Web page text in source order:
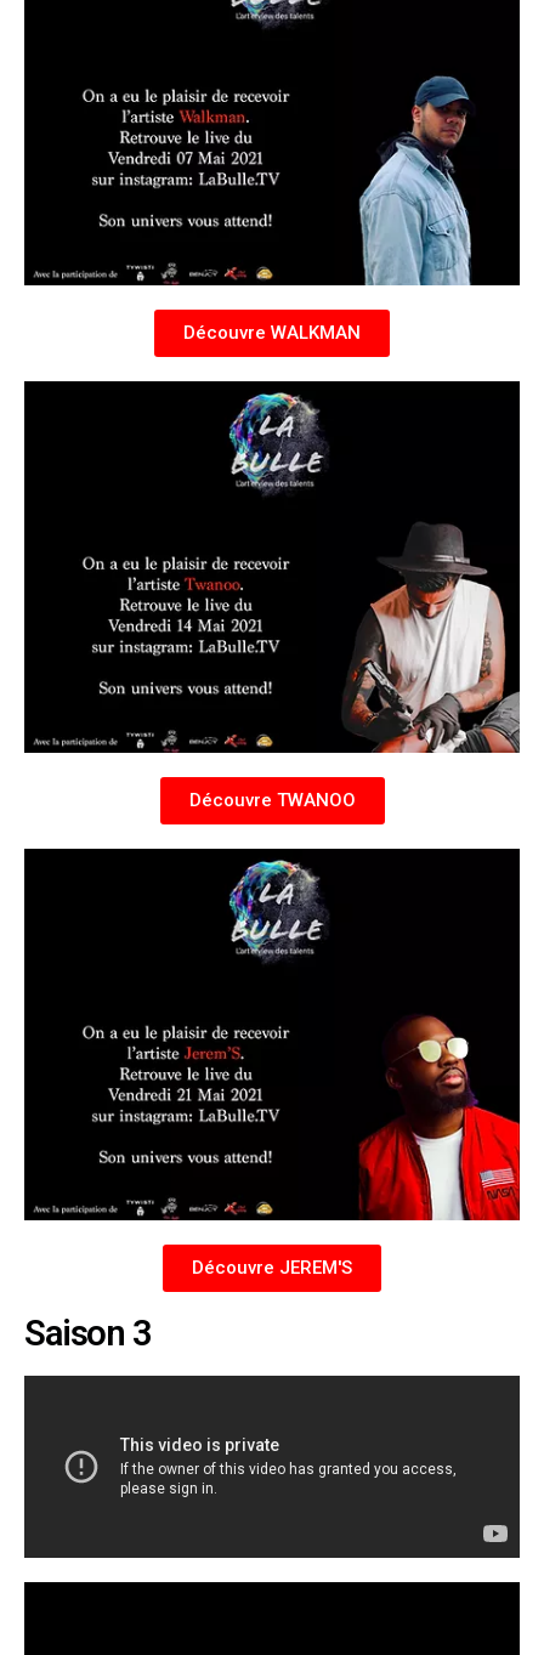
Découvre WALKMAN
Découvre TWANOO
Découvre JEREM'S
Saison 3